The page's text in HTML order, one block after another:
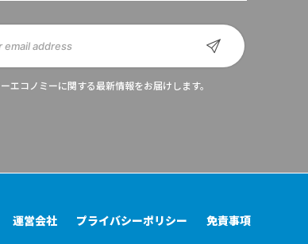
エコノミーに関する最新情報をお届けします。
運営会社 プライバシーポリシー 免責事項